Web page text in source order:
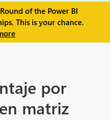
of the Power BI
This is your chance.
por
matriz